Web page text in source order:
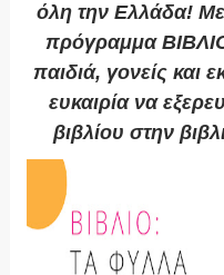
όλη την Ελλάδα!
πρόγραμμα
παιδιά, γονείς και
ευκαιρία να
βιβλίου στην